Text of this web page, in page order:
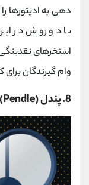
‌دهی به ادیتورها
با دو روش در
استخرهای نقدینگی
وام‌ گیرندگان
8. پندل (Pendle)